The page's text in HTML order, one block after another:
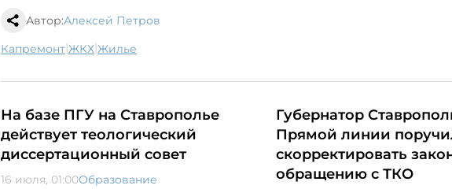
Автор:Алексей Петров
капремонт| ЖКХ| жилье
На базе ПГУ на Ставрополье
действует теологический
диссертационный совет
16 июля, 01:00Образование
Губернатор
Прямой линии
скорректировать
обращению с ТКО